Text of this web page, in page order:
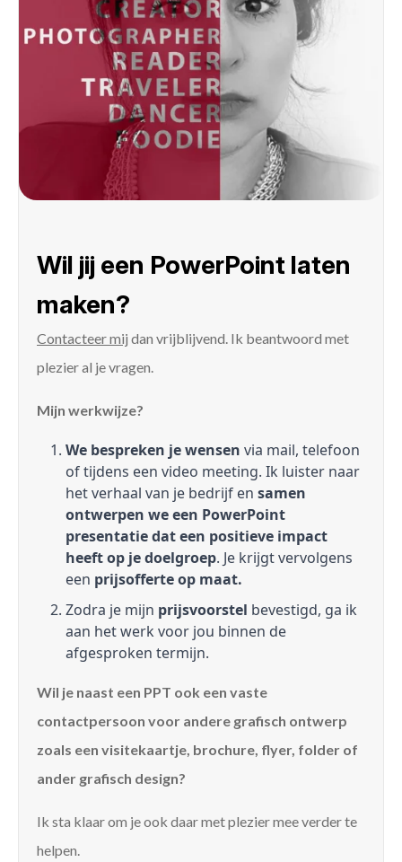
Wil jij een PowerPoint laten
maken?
Contacteer mij dan vrijblijvend. Ik beantwoord met
plezier al je vragen.
Mijn werkwijze?
We bespreken je wensen via mail, telefoon
of tijdens een video meeting. Ik luister naar
het verhaal van je bedrijf en samen
ontwerpen we een PowerPoint
presentatie dat een positieve impact
heeft op je doelgroep. Je krijgt vervolgens
een prijsofferte op maat.
Zodra je mijn prijsvoorstel bevestigd, ga ik
aan het werk voor jou binnen de
afgesproken termijn.
Wil je naast een PPT ook een vaste
contactpersoon voor andere grafisch ontwerp
zoals een visitekaartje, brochure, flyer, folder of
ander grafisch design?
Ik sta klaar om je ook daar met plezier mee verder te
helpen.